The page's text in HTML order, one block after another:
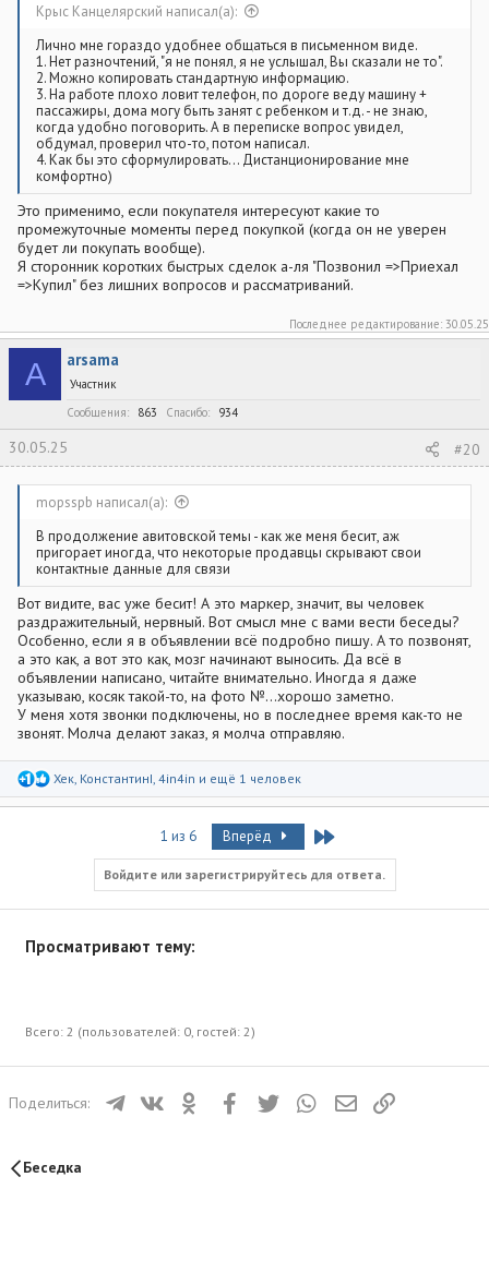
Крыс Канцелярский написал(а):
Лично мне гораздо удобнее общаться в письменном виде.
1. Нет разночтений, "я не понял, я не услышал, Вы сказали не то".
2. Можно копировать стандартную информацию.
3. На работе плохо ловит телефон, по дороге веду машину +
пассажиры, дома могу быть занят с ребенком и т.д. - не знаю,
когда удобно поговорить. А в переписке вопрос увидел,
обдумал, проверил что-то, потом написал.
4. Как бы это сформулировать... Дистанционирование мне
комфортно)
Это применимо, если покупателя интересуют какие то
промежуточные моменты перед покупкой (когда он не уверен
будет ли покупать вообще).
Я сторонник коротких быстрых сделок а-ля "Позвонил =>Приехал
=>Купил" без лишних вопросов и рассматриваний.
Последнее редактирование: 30.05.25
A arsama
Участник
Сообщения
863 Спасибо 934
30.05.25 #20
mopsspb написал(а):
В продолжение авитовской темы - как же меня бесит, аж
пригорает иногда, что некоторые продавцы скрывают свои
контактные данные для связи
Вот видите, вас уже бесит! А это маркер, значит, вы человек
раздражительный, нервный. Вот смысл мне с вами вести беседы?
Особенно, если я в объявлении всё подробно пишу. А то позвонят,
а это как, а вот это как, мозг начинают выносить. Да всё в
объявлении написано, читайте внимательно. Иногда я даже
указываю, косяк такой-то, на фото №...хорошо заметно.
У меня хотя звонки подключены, но в последнее время как-то не
звонят. Молча делают заказ, я молча отправляю.
Р
а
Хек, КонстантинI, 4in4in и ещё 1 человек
1 из 6 Вперёд Last
Войдите или зарегистрируйтесь для ответа.
Просматривают тему:
Всего: 2 (пользователей: 0, гостей: 2)
Поделиться: ТелеграмВКонтактеОдноклассники
FacebookTwitter WhatsAppЭлектронная почта
Беседка